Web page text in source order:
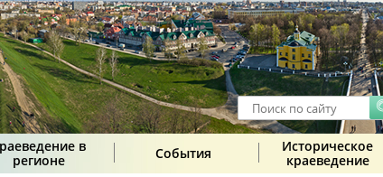
в
регионе
События
Историческое
краеведение